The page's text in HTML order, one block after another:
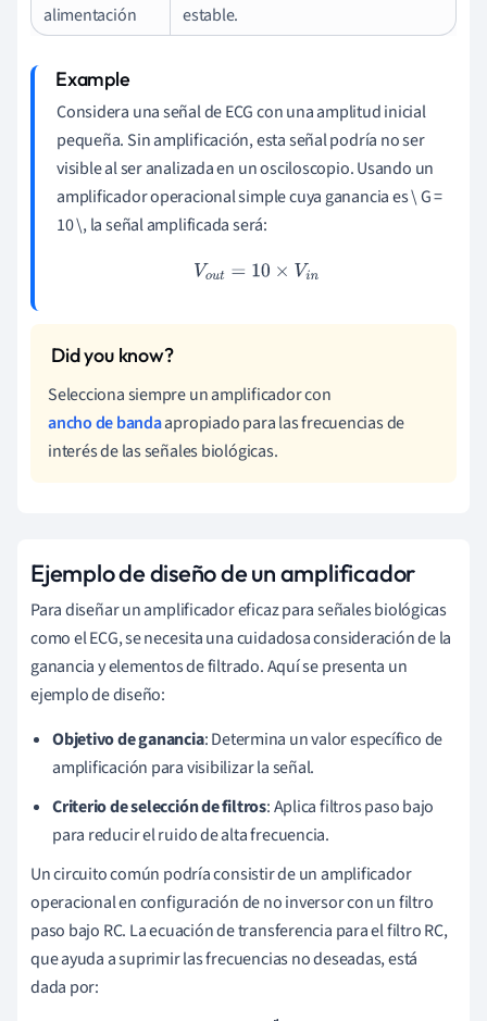
alimentación
estable.
Considera una señal de ECG con una amplitud inicial
pequeña. Sin amplificación, esta señal podría no ser
visible al ser analizada en un osciloscopio. Usando un
amplificador operacional simple cuya ganancia es \ G =
10 \, la señal amplificada será:
Vo ut=10 ×V n
Selecciona siempre un amplificador con
ancho de bandaapropiado para las frecuencias de
interés de las señales biológicas.
Ejemplo de diseño de un amplificador
Para diseñar un amplificador eficaz para señales biológicas
como el ECG, se necesita una cuidadosa consideración de la
ganancia y elementos de filtrado. Aquí se presenta un
ejemplo de diseño:
Objetivo de ganancia: Determina un valor específico de
amplificación para visibilizar la señal.
Criterio de selección de filtros: Aplica filtros paso bajo
para reducir el ruido de alta frecuencia.
Un circuito común podría consistir de un amplificador
operacional en configuración de no inversor con un filtro
paso bajo RC. La ecuación de transferencia para el filtro RC,
que ayuda a suprimir las frecuencias no deseadas, está
dada por: